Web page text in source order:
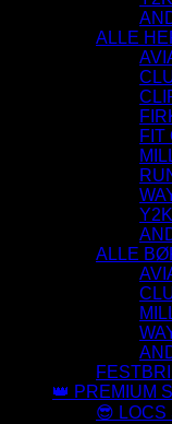
ALLE
FIT
ALLE
👑 PREMIUM
😎 LOCS